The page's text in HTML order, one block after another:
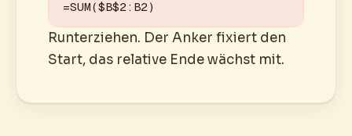
=SUM($B$2:B2)
Runterziehen. Der Anker fixiert den
Start, das relative Ende wächst mit.